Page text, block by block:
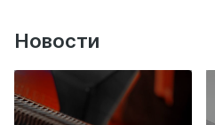
Новости